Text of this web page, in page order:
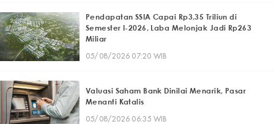
Pendapatan SSIA Capai Rp3,35 Triliun di
Semester I-2026, Laba Melonjak Jadi Rp263
Miliar
05/08/2026 07:20 WIB
Valuasi Saham Bank Dinilai Menarik, Pasar
Menanti Katalis
05/08/2026 06:35 WIB